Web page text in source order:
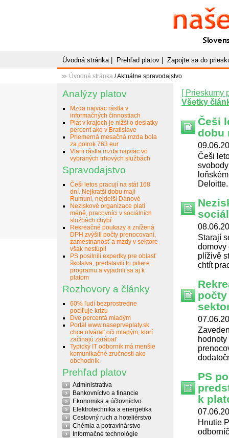
Naše
Slovenský
Úvodná stránka| Prehľad platov Zapojte sa do
Úvodná stránka / Aktuálne spravodajstvo
Analýzy platov
Mzda najviac rástla v
informačných činnostiach
Plat v krajoch je nižší o desiatky
percent ako v Bratislave
Priemerná mesačná mzda bola
za polrok 763 eur
Vlani rástla mzda najviac vo
vybraných trhových službách
Spravodajstvo
Češi letos pracují na stát 168
dní. Nejkratší dobu mají
Rumuni, nejdelší Dánové
Neziskové organizace platí
méně, pracovníci v sociálních
službách chybí
Rekreačné poukazy a znížená
DPH zvýšili počty prenocovaní,
zamestnanosť a mzdy v sektore
však nestúpli
PS posilnili expertky pre oblasť
školstva, predstavili tri piliere
programu a vyjadrili sa aj k
platom
Rozhovory a články
60% ľudí bezprostredne
pociťuje krízu
Dve percentá mladým
Portál www.naseprveplaty.sk
chce otvárať oči mladým, ktorí
začínajú zarábať
Typický IT odborník má menšie
komunikačné zručnosti ako
obchodník.
Prehľad platov
Administratíva
Bankovníctvo a financie
Ekonomika a účtovníctvo
Elektrotechnika a energetika
Cestovný ruch a hoteliérstvo
Chémia a potravinárstvo
Informačné technológie
[ Prieskumy
Všetky
Češi
dobu
Češi
Starají
domovy
plíživě
chtít
PS
k
Hnutie